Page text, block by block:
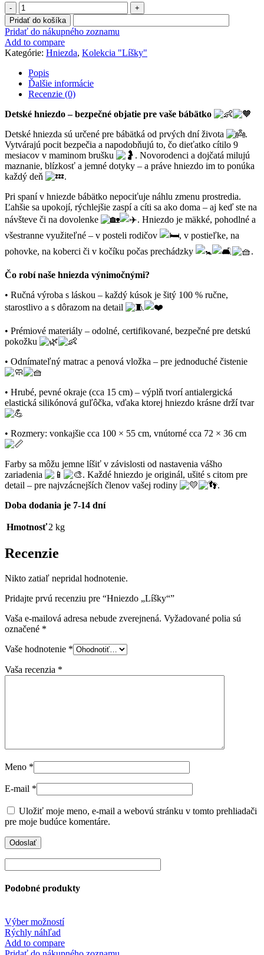
množstvo
Hniezdo
"Líšky"
Pridať do košíka
Pridať do nákupného zoznamu
Add to compare
Kategórie: Hniezda, Kolekcia "Líšky"
Popis
Ďalšie informácie
Recenzie (0)
Detské hniezdo – bezpečné objatie pre vaše bábätko
Detské hniezda sú určené pre bábätká od prvých dní života
.
Vytvárajú pocit bezpečia a napodobňujú to, čo dieťatko cítilo 9
mesiacov v maminom brušku
. Novorodenci a dojčatá milujú
maznanie, blízkosť a jemné dotyky – a práve hniezdo im to ponúka
každý deň
.
Pri spaní v hniezde bábätko nepociťuje náhlu zmenu prostredia.
Ľahšie sa upokojí, rýchlejšie zaspí a cíti sa ako doma – aj keď ste na
návšteve či na dovolenke
. Hniezdo je mäkké, pohodlné a
všestranne využiteľné – v posteli rodičov
, v postieľke, na
pohovke, na koberci či v kočíku počas prechádzky
.
Čo robí naše hniezda výnimočnými?
• Ručná výroba s láskou – každý kúsok je šitý 100 % ručne,
starostlivo a s dôrazom na detail
• Prémiové materiály – odolné, certifikované, bezpečné pre detskú
pokožku
• Odnímateľný matrac a penová vložka – pre jednoduché čistenie
• Hrubé, pevné okraje (cca 15 cm) – výplň tvorí antialergická
elastická silikónová guľôčka, vďaka ktorej hniezdo krásne drží tvar
• Rozmery: vonkajšie cca 100 × 55 cm, vnútorné cca 72 × 36 cm
Farby sa môžu jemne líšiť v závislosti od nastavenia vášho
zariadenia
. Každé hniezdo je originál, ušité s citom pre
detail – pre najvzácnejších členov vašej rodiny
.
Doba dodania je 7-14 dní
Hmotnosť2 kg
Recenzie
Nikto zatiaľ nepridal hodnotenie.
Pridajte prvú recenziu pre “Hniezdo „Líšky“”
Vaša e-mailová adresa nebude zverejnená. Vyžadované polia sú
označené *
Vaše hodnotenie *
Vaša recenzia *
Meno *
E-mail *
Uložiť moje meno, e-mail a webovú stránku v tomto prehliadači
pre moje budúce komentáre.
Podobné produkty
Výber možnostíThis
has
Rýchly náhľad
Add to compare